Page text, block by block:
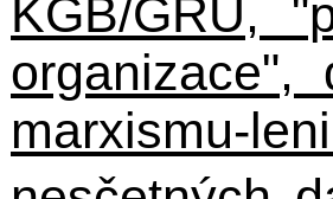
KGB/GRU,
organizace",
marxismu-